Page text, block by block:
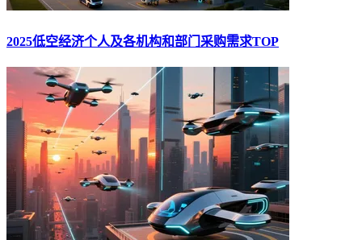
2025低空经济个人及各机构和部门采购需求TOP